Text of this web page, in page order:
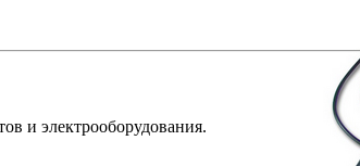
и электрооборудования.